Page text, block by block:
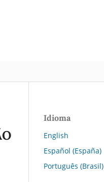
Idioma
English
Español (España)
Português (Brasil)